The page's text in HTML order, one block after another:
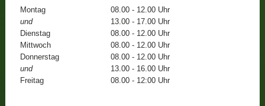
Montag
08.00 - 12.00 Uhr
und
13.00 - 17.00 Uhr
Dienstag
08.00 - 12.00 Uhr
Mittwoch
08.00 - 12.00 Uhr
Donnerstag
08.00 - 12.00 Uhr
und
13.00 - 16.00 Uhr
Freitag
08.00 - 12:00 Uhr